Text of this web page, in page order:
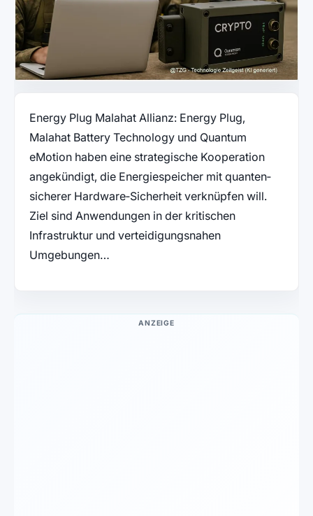
Energy Plug Malahat Allianz: Energy Plug,
Malahat Battery Technology und Quantum
eMotion haben eine strategische Kooperation
angekündigt, die Energie­speicher mit quanten­
sicherer Hardware‑Sicherheit verknüpfen will.
Ziel sind Anwendungen in der kritischen
Infrastruktur und verteidigungsnahen
Umgebungen…
ANZEIGE